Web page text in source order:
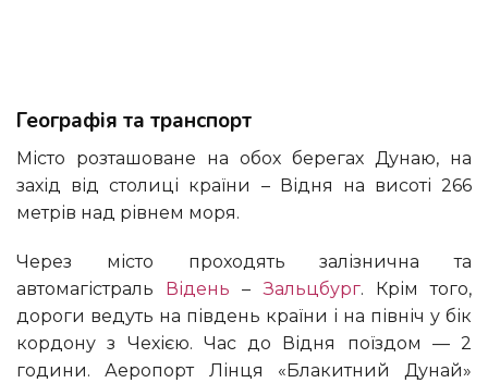
Географія та транспорт
Місто розташоване на обох берегах Дунаю, на
захід від столиці країни – Відня на висоті 266
метрів над рівнем моря.
Через місто проходять залізнична та
автомагістраль
Відень –Зальцбург. Крім того,
дороги ведуть на південь країни і на північ у бік
кордону з Чехією. Час до Відня поїздом — 2
години. Аеропорт Лінця «Блакитний Дунай»